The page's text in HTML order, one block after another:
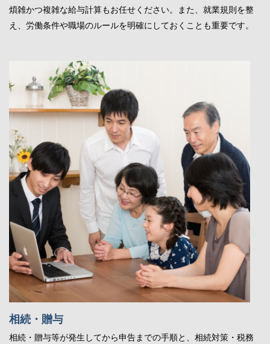
煩雑かつ複雑な給与計算もお任せください。また、就業規則を整
え、労働条件や職場のルールを明確にしておくことも重要です。
相続・贈与
相続・贈与等が発生してから申告までの手順と、相続対策・税務